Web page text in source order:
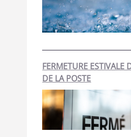
FERMETURE ESTIVALE
DE LA POSTE